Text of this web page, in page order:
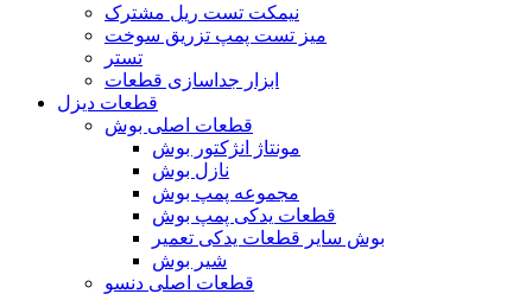
نیمکت تست ریل مشترک
میز تست پمپ تزریق سوخت
تستر
ابزار جداسازی قطعات
قطعات دیزل
قطعات اصلی بوش
مونتاژ انژکتور بوش
نازل بوش
مجموعه پمپ بوش
قطعات یدکی پمپ بوش
بوش سایر قطعات یدکی تعمیر
شیر بوش
قطعات اصلی دنسو